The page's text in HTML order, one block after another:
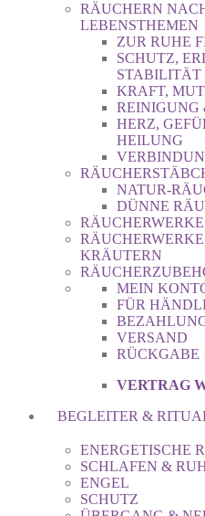
RÄUCHERN
LEBENSTHEMEN
ZUR RUHE
SCHUTZ,
STABILITÄT
KRAFT,
HERZ,
HEILUNG
NATUR-
DÜNNE
KRÄUTERN
MEIN
FÜR
VERSAND
RÜCKGABE
VERTRAG
BEGLEITER &
ENERGETISCHE
SCHLAFEN &
ENGEL
SCHUTZ